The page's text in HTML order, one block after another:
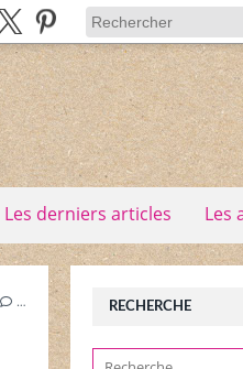
Les derniers articles Les
… RECHERCHE